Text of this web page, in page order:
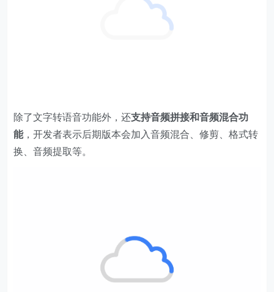
除了文字转语音功能外，还支持音频拼接和音频混合功
能，开发者表示后期版本会加入音频混合、修剪、格式转
换、音频提取等。